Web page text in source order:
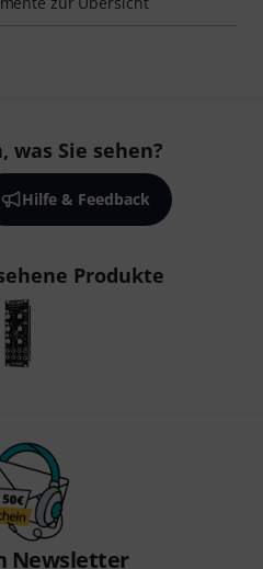
was Sie sehen?
Hilfe & Feedback
Produkte
Newsletter